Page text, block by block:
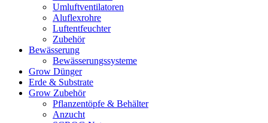
Umluftventilatoren
Aluflexrohre
Luftentfeuchter
Zubehör
Bewässerung
Bewässerungssysteme
Grow Dünger
Erde & Substrate
Grow Zubehör
Pflanzentöpfe & Behälter
Anzucht